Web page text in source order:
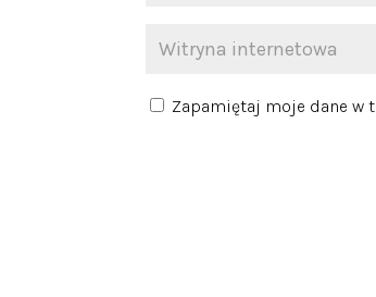
Zapamiętaj moje dane w